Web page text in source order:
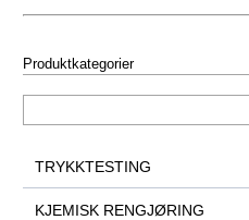
Produktkategorier
TRYKKTESTING
KJEMISK RENGJØRING